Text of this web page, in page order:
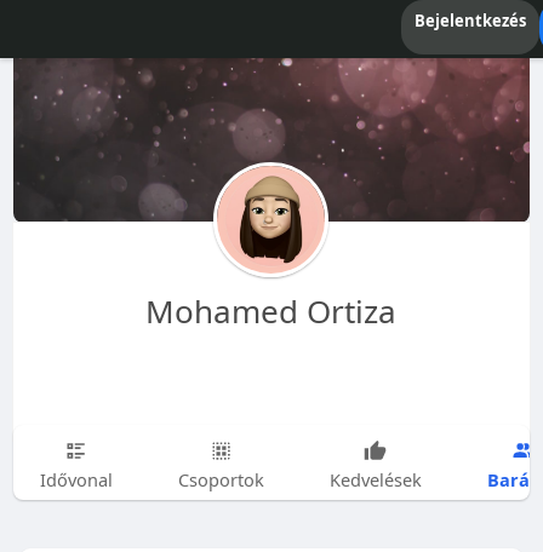
Bejelentkezés
Mohamed Ortiza
Idővonal Csoportok Kedvelések